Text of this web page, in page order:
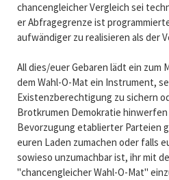
chancengleicher Vergleich sei
er Abfragegrenze ist
aufwändiger zu realisieren als der
All dies/euer Gebaren lädt ein zum
dem Wahl-O-Mat ein Instrument,
Existenzberechtigung zu sichern
Brotkrumen Demokratie
Bevorzugung etablierter Parteien
euren Laden zumachen oder falls
sowieso unzumachbar ist, ihr mit
"chancengleicher Wahl-O-Mat"